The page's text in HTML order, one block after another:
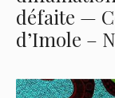
défaite —
d’Imole –